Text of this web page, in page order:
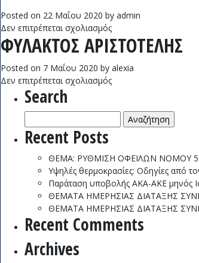
Posted on 22 Μαΐου 2020 by admin
Δεν επιτρέπεται σχολιασμόςστο
ΑΝΑΣΤΑΣΟΥΔΗΣ
ΑΝΑΣΤΑΣΙΟΣ
ΦΥΛΑΚΤΟΣ ΑΡΙΣΤΟΤΕΛΗΣ
Posted on 7 Μαΐου 2020 by alexia
Δεν επιτρέπεται σχολιασμόςστο
Search
για:
Recent Posts
ΘΕΜΑ: ΡΥΘΜΙΣΗ ΟΦΕΙΛΩΝ ΝΟΜΟΥ
Υψηλές θερμοκρασίες: Οδηγίες από
Παράταση υποβολής ΑΚΑ-ΑΚΕ μηνός
ΘΕΜΑΤΑ ΗΜΕΡΗΣΙΑΣ ΔΙΑΤΑΞΗΣ
ΘΕΜΑΤΑ ΗΜΕΡΗΣΙΑΣ ΔΙΑΤΑΞΗΣ
Recent Comments
Archives